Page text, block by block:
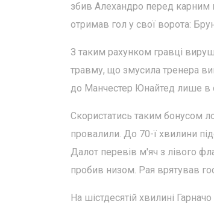
збив Алехандро перед карним
отримав гол у свої ворота:
З таким рахунком гравці
травму, що змусила тренера
до Манчестер Юнайтед лише в
Скористатись таким бонусом
провалили. До 70-ї хвилини
Далот перевів м'яч з лівого
пробив низом. Рая врятував
На шістдесятій хвилині